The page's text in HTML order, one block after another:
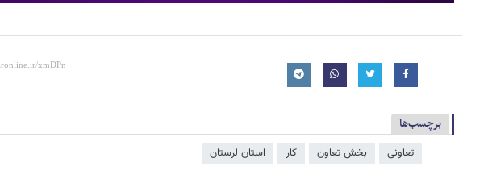
برچسب‌ها
تعاونی بخش تعاون کار استان لرستان